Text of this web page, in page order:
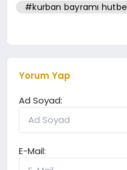
#kurban bayramı hutbe
Yorum Yap
Ad Soyad:
E-Mail: